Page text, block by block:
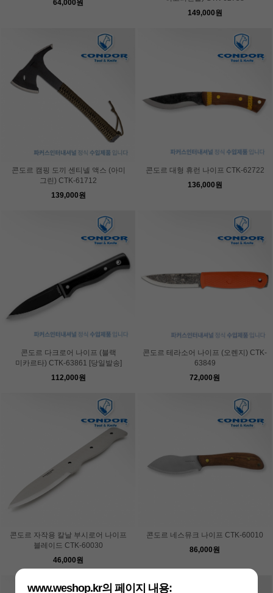
64,000원
149,000원
콘도르 캠핑 도끼 센티넬 액스 (아미
그린) CTK-61712
139,000원
콘도르 대형 휴런 나이프 CTK-62722
136,000원
콘도르 다크로어 나이프 (블랙
미카르타) CTK-63861 [당일발송]
112,000원
콘도르 테라소어 나이프 (오렌지) CTK-
63849
72,000원
콘도르 자작용 칼날 부시로어 나이프
블레이드 CTK-60030
46,000원
콘도르 네스뮤크 나이프 CTK-60010
86,000원
www.weshop.kr의 페이지 내용: